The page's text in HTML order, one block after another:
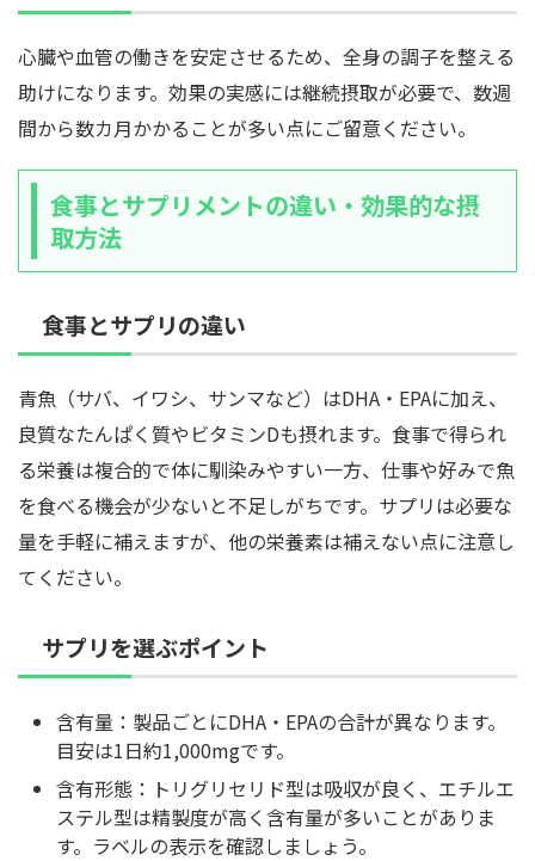
心臓や血管の働きを安定させるため、全身の調子を整える
助けになります。効果の実感には継続摂取が必要で、数週
間から数カ月かかることが多い点にご留意ください。
食事とサプリメントの違い・効果的な摂
取方法
食事とサプリの違い
青魚（サバ、イワシ、サンマなど）はDHA・EPAに加え、
良質なたんぱく質やビタミンDも摂れます。食事で得られ
る栄養は複合的で体に馴染みやすい一方、仕事や好みで魚
を食べる機会が少ないと不足しがちです。サプリは必要な
量を手軽に補えますが、他の栄養素は補えない点に注意し
てください。
サプリを選ぶポイント
含有量：製品ごとにDHA・EPAの合計が異なります。
目安は1日約1,000mgです。
含有形態：トリグリセリド型は吸収が良く、エチルエ
ステル型は精製度が高く含有量が多いことがありま
す。ラベルの表示を確認しましょう。